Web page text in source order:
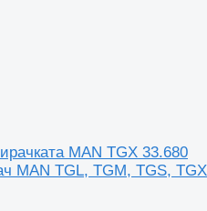
MAN TGX 33.680
MAN TGL, TGM, TGS, TGX